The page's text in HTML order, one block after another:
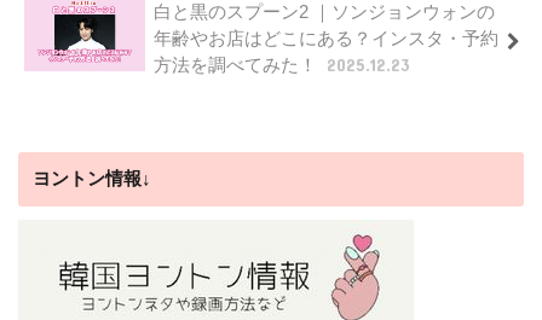
白と黒のスプーン2 ｜ソンジョンウォンの
年齢やお店はどこにある？インスタ・予約
方法を調べてみた！
2025.12.23
ヨントン情報↓